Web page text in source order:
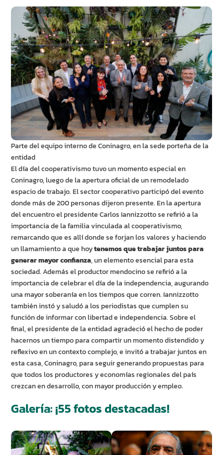
Parte del equipo interno de Coninagro, en la sede porteña de la
entidad
El día del cooperativismo tuvo un momento especial en
Coninagro, luego de la apertura oficial de un remodelado
espacio de trabajo. El sector cooperativo participó del evento
donde más de 200 personas dijeron presente. En la apertura
del encuentro el presidente Carlos Iannizzotto se refirió a la
importancia de la familia vinculada al cooperativismo,
remarcando que es allí donde se forjan los valores y haciendo
un llamamiento a que hoytenemos que trabajar juntos para
generar mayor confianza, un elemento esencial para esta
sociedad. Además el productor mendocino se refirió a la
importancia de celebrar el día de la independencia, augurando
una mayor soberanía en los tiempos que corren. Iannizzotto
también instó y saludó a los periodistas que cumplen su
función de informar con libertad e independencia. Sobre el
final, el presidente de la entidad agradeció el hecho de poder
hacernos un tiempo para compartir un momento distendido y
reflexivo en un contexto complejo, e invitó a trabajar juntos en
esta casa, Coninagro, para seguir generando propuestas para
que todos los productores y economías regionales del país
crezcan en desarrollo, con mayor producción y empleo.
Galería: ¡55 fotos destacadas!